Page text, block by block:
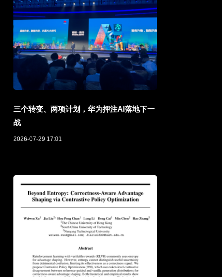
三个转变、两项计划，华为押注AI落地下一
战
2026-07-29 17:01